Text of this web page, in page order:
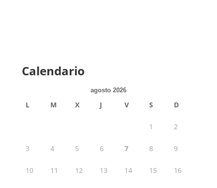
Calendario
agosto 2026
L M X J V S D
1 2
3 4 5 6 7 8 9
10 11 12 13 14 15 16